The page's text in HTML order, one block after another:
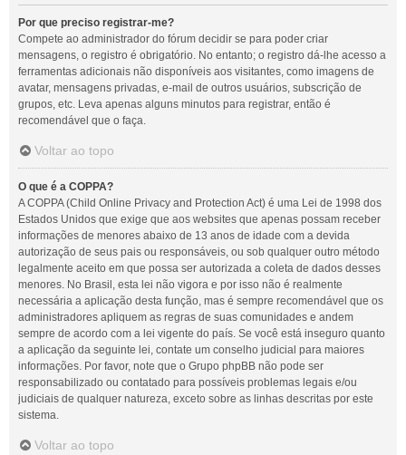
Por que preciso registrar-me?
Compete ao administrador do fórum decidir se para poder criar
mensagens, o registro é obrigatório. No entanto; o registro dá-lhe acesso a
ferramentas adicionais não disponíveis aos visitantes, como imagens de
avatar, mensagens privadas, e-mail de outros usuários, subscrição de
grupos, etc. Leva apenas alguns minutos para registrar, então é
recomendável que o faça.
Voltar ao topo
O que é a COPPA?
A COPPA (Child Online Privacy and Protection Act) é uma Lei de 1998 dos
Estados Unidos que exige que aos websites que apenas possam receber
informações de menores abaixo de 13 anos de idade com a devida
autorização de seus pais ou responsáveis, ou sob qualquer outro método
legalmente aceito em que possa ser autorizada a coleta de dados desses
menores. No Brasil, esta lei não vigora e por isso não é realmente
necessária a aplicação desta função, mas é sempre recomendável que os
administradores apliquem as regras de suas comunidades e andem
sempre de acordo com a lei vigente do país. Se você está inseguro quanto
a aplicação da seguinte lei, contate um conselho judicial para maiores
informações. Por favor, note que o Grupo phpBB não pode ser
responsabilizado ou contatado para possíveis problemas legais e/ou
judiciais de qualquer natureza, exceto sobre as linhas descritas por este
sistema.
Voltar ao topo